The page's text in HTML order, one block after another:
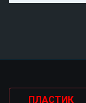
ПЛАСТИК